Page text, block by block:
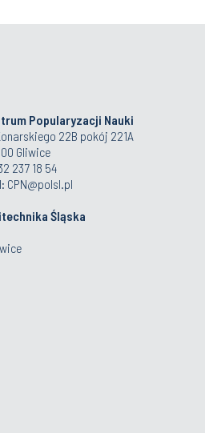
Popularyzacji Nauki
22B pokój 221A
Gliwice
237 18 54
CPN@polsl.pl
Śląska